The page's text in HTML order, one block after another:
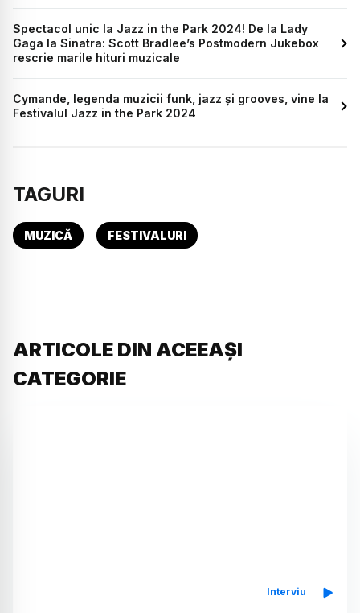
Spectacol unic la Jazz in the Park 2024! De la Lady
Gaga la Sinatra: Scott Bradlee’s Postmodern Jukebox
rescrie marile hituri muzicale
Cymande, legenda muzicii funk, jazz și grooves, vine la
Festivalul Jazz in the Park 2024
TAGURI
MUZICĂ FESTIVALURI
ARTICOLE DIN ACEEAȘI
CATEGORIE
Interviu